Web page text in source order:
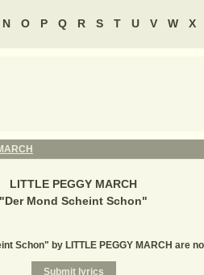
N O P Q R S T U V W X
LITTLE PEGGY MARCH
"Der Mond Scheint Schon"
Schon" by LITTLE PEGGY MARCH are